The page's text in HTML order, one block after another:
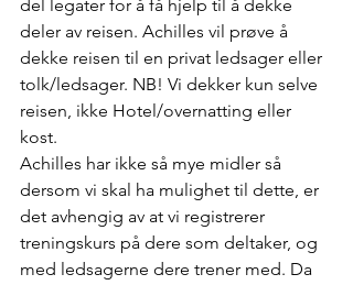
del legater for å få hjelp til å dekke
deler av reisen. Achilles vil prøve å
dekke reisen til en privat ledsager eller
tolk/ledsager. NB! Vi dekker kun selve
reisen, ikke Hotel/overnatting eller
kost.
Achilles har ikke så mye midler så
dersom vi skal ha mulighet til dette, er
det avhengig av at vi registrerer
treningskurs på dere som deltaker, og
med ledsagerne dere trener med. Da